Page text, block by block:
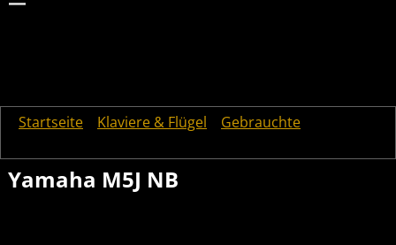
Startseite Klaviere & Flügel Gebrauchte
Yamaha M5J NB